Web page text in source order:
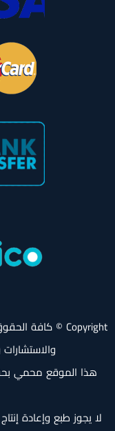
والاستشارات
هذا الموقع محمي
لا يجوز طبع وإعادة